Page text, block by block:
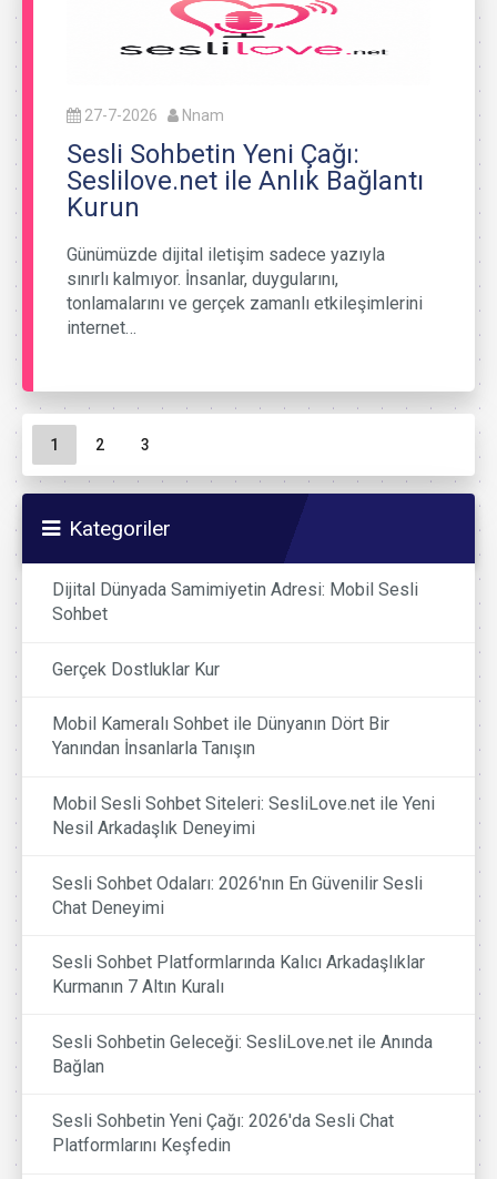
27-7-2026 Nnam
Sesli Sohbetin Yeni Çağı:
Seslilove.net ile Anlık Bağlantı
Kurun
Günümüzde dijital iletişim sadece yazıyla
sınırlı kalmıyor. İnsanlar, duygularını,
tonlamalarını ve gerçek zamanlı etkileşimlerini
internet…
Sayfa gezinme
Geçerli Sayfa
1 Sayfa
2 Sayfa
3
Kategoriler
Dijital Dünyada Samimiyetin Adresi: Mobil Sesli
Sohbet
Gerçek Dostluklar Kur
Mobil Kameralı Sohbet ile Dünyanın Dört Bir
Yanından İnsanlarla Tanışın
Mobil Sesli Sohbet Siteleri: SesliLove.net ile Yeni
Nesil Arkadaşlık Deneyimi
Sesli Sohbet Odaları: 2026'nın En Güvenilir Sesli
Chat Deneyimi
Sesli Sohbet Platformlarında Kalıcı Arkadaşlıklar
Kurmanın 7 Altın Kuralı
Sesli Sohbetin Geleceği: SesliLove.net ile Anında
Bağlan
Sesli Sohbetin Yeni Çağı: 2026'da Sesli Chat
Platformlarını Keşfedin